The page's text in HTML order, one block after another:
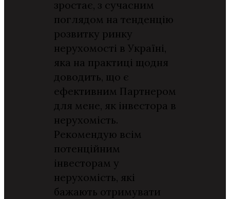
зростає, з сучасним
поглядом на тенденцію
розвитку ринку
нерухомості в Україні,
яка на практиці щодня
доводить, що є
ефективним Партнером
для мене, як інвестора в
нерухомість.
Рекомендую всім
потенційним
інвесторам у
нерухомість, які
бажають отримувати